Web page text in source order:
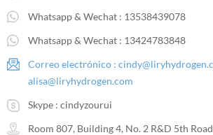
Whatsapp & Wechat : 13538439078
Whatsapp & Wechat : 13424783848
Correo electrónico :
alisa@liryhydrogen.com
Skype : cindyzourui
Room 807, Building 4, No. 2 R&D 5th